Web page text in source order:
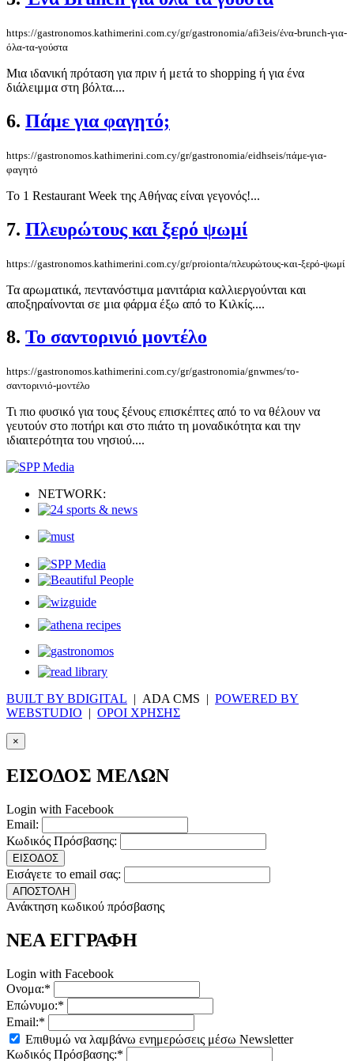
https://gastronomos.kathimerini.com.cy/gr/gastronomia/afi3eis/ένα-brunch-για-
όλα-τα-γούστα
Μια ιδανική πρόταση για πριν ή μετά το shopping ή για ένα
διάλειμμα στη βόλτα....
6. Πάμε για φαγητό;
https://gastronomos.kathimerini.com.cy/gr/gastronomia/eidhseis/πάμε-για-
φαγητό
Το 1 Restaurant Week της Αθήνας είναι γεγονός!...
7. Πλευρώτους και ξερό ψωμί
https://gastronomos.kathimerini.com.cy/gr/proionta/πλευρώτους-και-ξερό-ψωμί
Τα αρωματικά, πεντανόστιμα μανιτάρια καλλιεργούνται και
αποξηραίνονται σε μια φάρμα έξω από το Κιλκίς....
8. Το σαντορινιό μοντέλο
https://gastronomos.kathimerini.com.cy/gr/gastronomia/gnwmes/το-
σαντορινιό-μοντέλο
Τι πιο φυσικό για τους ξένους επισκέπτες από το να θέλουν να
γευτούν στο ποτήρι και στο πιάτο τη μοναδικότητα και την
ιδιαιτερότητα του νησιού....
NETWORK:
BUILT BY BDIGITAL | ADA CMS | POWERED BY
WEBSTUDIO | ΟΡΟΙ ΧΡΗΣΗΣ
×
ΕΙΣΟΔΟΣ ΜΕΛΩΝ
Login with Facebook
Email:
Κωδικός Πρόσβασης:
ΕΙΣΟΔΟΣ
Εισάγετε το email σας:
ΑΠΟΣΤΟΛΗ
Ανάκτηση κωδικού πρόσβασης
ΝΕΑ ΕΓΓΡΑΦΗ
Login with Facebook
Ονομα:*
Επώνυμο:*
Email:*
Επιθυμώ να λαμβάνω ενημερώσεις μέσω Newsletter
Κωδικός Πρόσβασης:*